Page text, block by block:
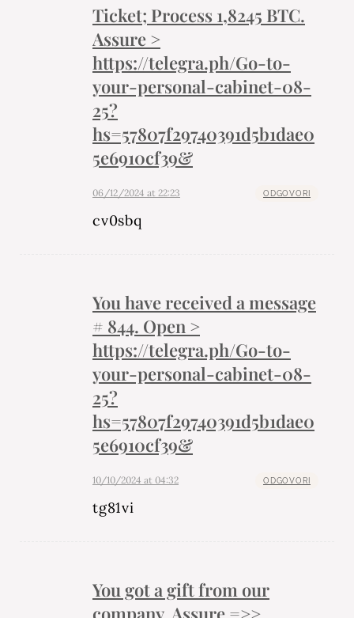
Ticket; Process 1,8245 BTC.
Assure >
https://telegra.ph/Go-to-
your-personal-cabinet-08-
25?
hs=57807f29740391d5b1dae0
5e6910cf39&
06/12/2024 at 22:23 ODGOVORI
cv0sbq
You have received a message
# 844. Open >
https://telegra.ph/Go-to-
your-personal-cabinet-08-
25?
hs=57807f29740391d5b1dae0
5e6910cf39&
10/10/2024 at 04:32 ODGOVORI
tg81vi
You got a gift from our